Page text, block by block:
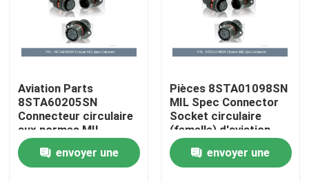
À la maison
Produits
Aviation Parts
8STA60205SN
Connecteur circulaire
aux normes MIL
(femelle)
envoyer une
Pièces 8STA01098SN
MIL Spec Connector
Socket circulaire
(femelle) d'aviation
envoyer une